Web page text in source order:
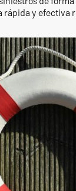
rápida y efectiva